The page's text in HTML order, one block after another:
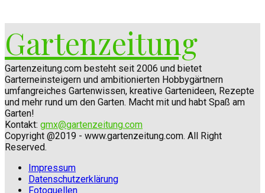
Gartenzeitung
Gartenzeitung.com besteht seit 2006 und bietet
Garterneinsteigern und ambitionierten Hobbygärtnern
umfangreiches Gartenwissen, kreative Gartenideen, Rezepte
und mehr rund um den Garten. Macht mit und habt Spaß am
Garten!
Kontakt: gmx@gartenzeitung.com
Copyright @2019 - www.gartenzeitung.com. All Right
Reserved.
Impressum
Datenschutzerklärung
Fotoquellen